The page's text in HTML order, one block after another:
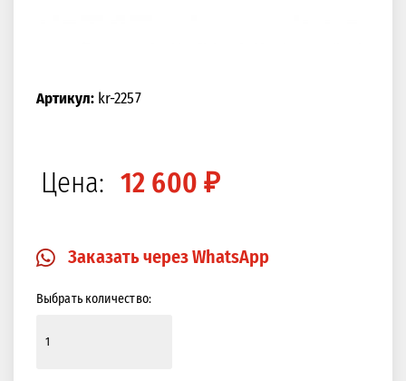
Артикул:kr-2257
Цена: 12 600 ₽
Заказать через WhatsApp
Выбрать количество: